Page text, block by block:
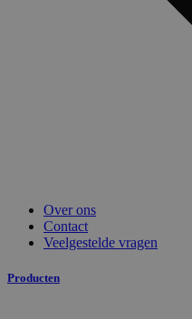
Over ons
Contact
Veelgestelde vragen
Producten